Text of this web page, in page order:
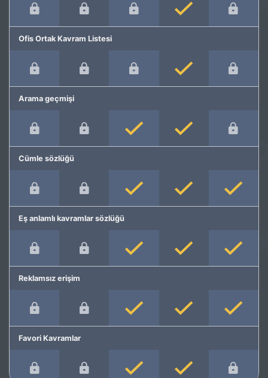
Ofis Ortak Kavram Listesi
Arama geçmişi
Cümle sözlüğü
Eş anlamlı kavramlar sözlüğü
Reklamsız erişim
Favori Kavramlar